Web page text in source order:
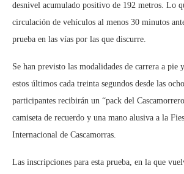
desnivel acumulado positivo de 192 metros. Lo
circulación de vehículos al menos 30 minutos
prueba en las vías por las que discurre.
Se han previsto las modalidades de carrera a pie
estos últimos cada treinta segundos desde las
participantes recibirán un “pack del
camiseta de recuerdo y una mano alusiva a la
Internacional de Cascamorras.
Las inscripciones para esta prueba, en la que